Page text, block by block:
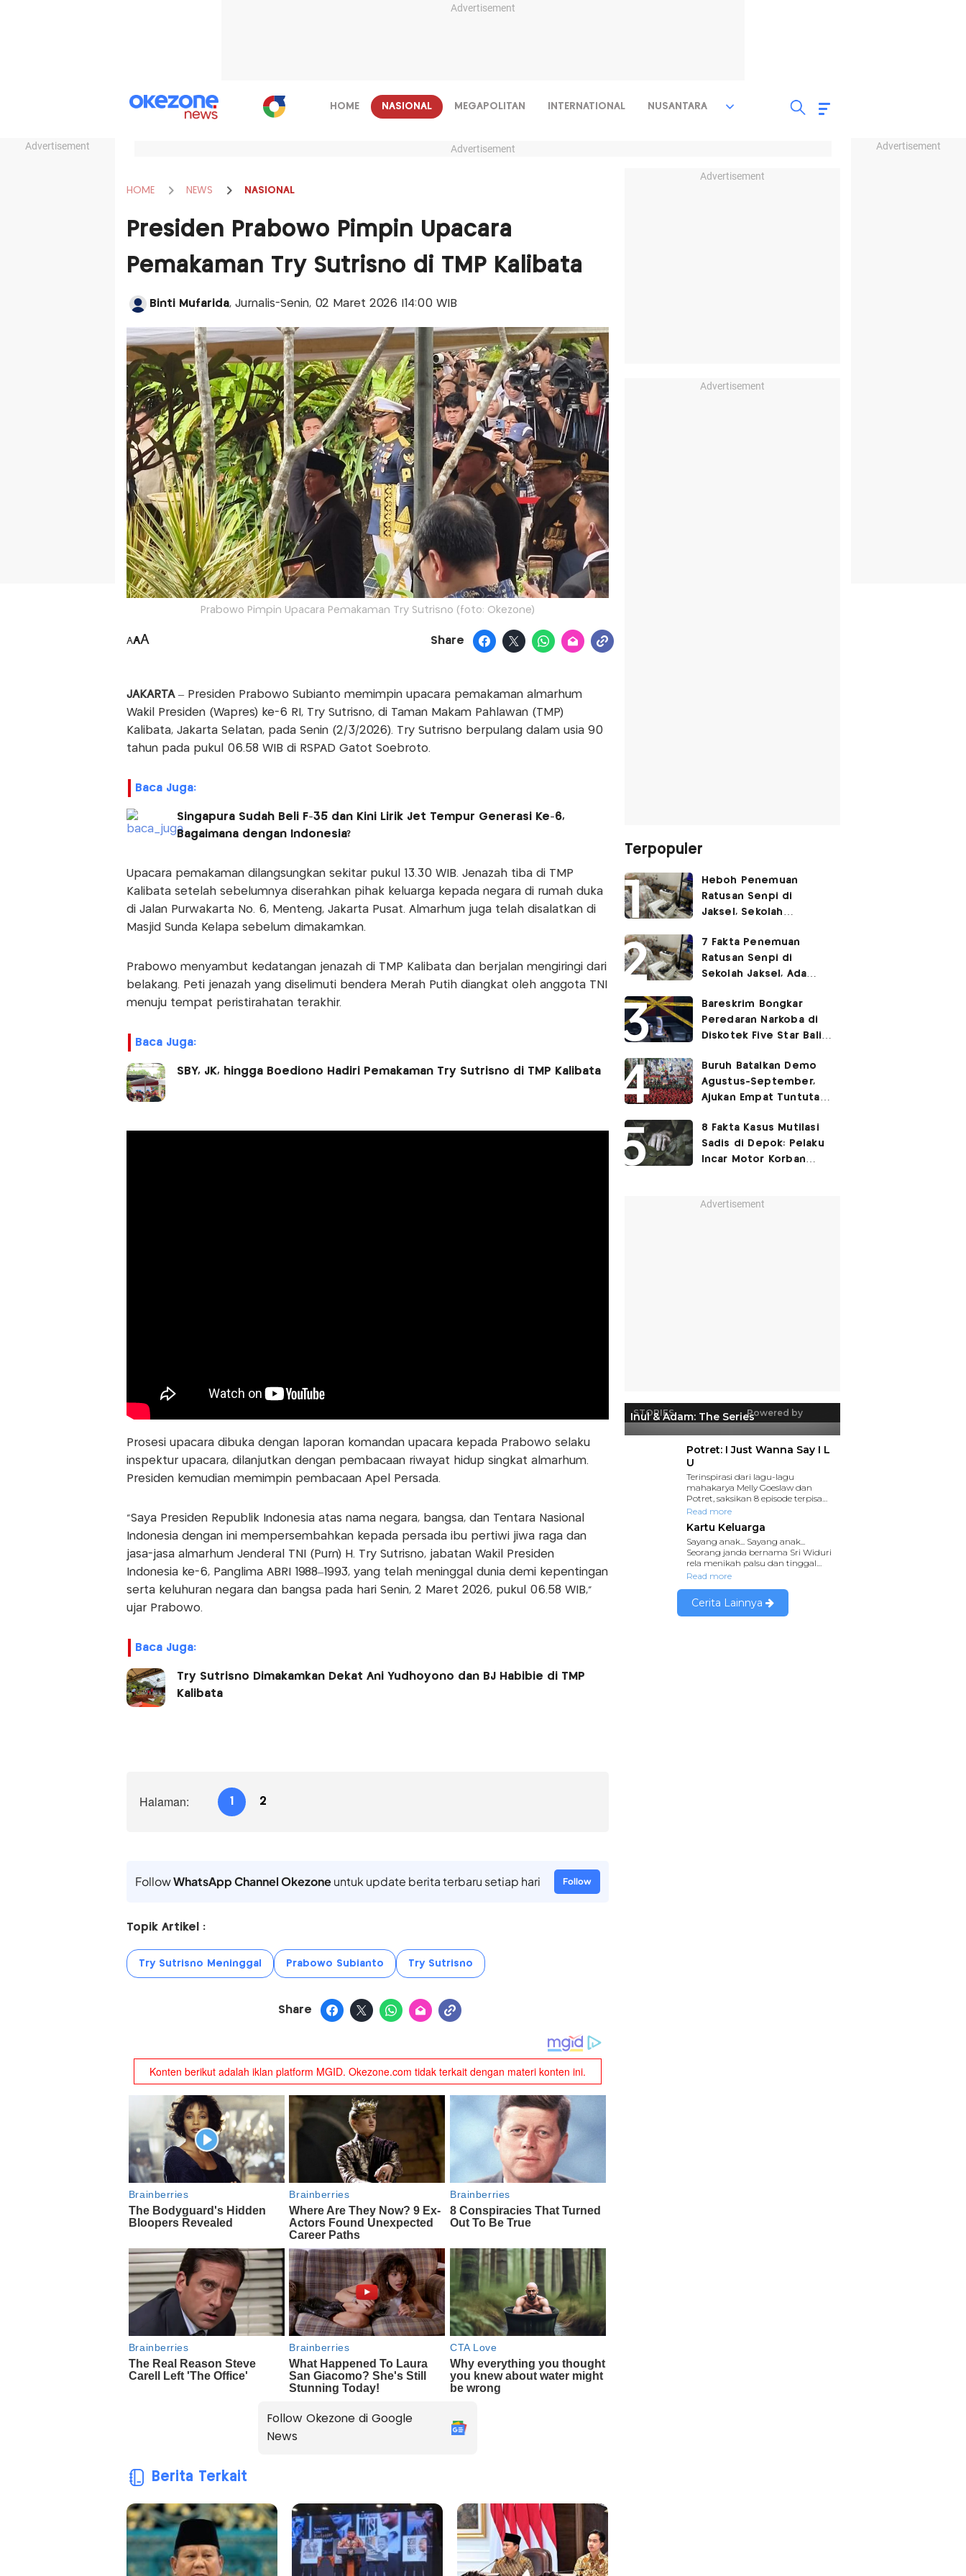
Advertisement
Advertisement Advertisement
HOME NASIONAL MEGAPOLITAN INTERNATIONAL NUSANTARA
Advertisement
HOME NEWS NASIONAL
Presiden Prabowo Pimpin Upacara
Pemakaman Try Sutrisno di TMP Kalibata
Binti Mufarida, Jurnalis-Senin, 02 Maret 2026 |14:00 WIB
Prabowo Pimpin Upacara Pemakaman Try Sutrisno (foto: Okezone)
AAA Share
JAKARTA– Presiden Prabowo Subianto memimpin upacara pemakaman almarhum
Wakil Presiden (Wapres) ke-6 RI, Try Sutrisno, di Taman Makam Pahlawan (TMP)
Kalibata, Jakarta Selatan, pada Senin (2/3/2026). Try Sutrisno berpulang dalam usia 90
tahun pada pukul 06.58 WIB di RSPAD Gatot Soebroto.
Baca Juga:
Singapura Sudah Beli F-35 dan Kini Lirik Jet Tempur Generasi Ke-6,
Bagaimana dengan Indonesia?
Upacara pemakaman dilangsungkan sekitar pukul 13.30 WIB. Jenazah tiba di TMP
Kalibata setelah sebelumnya diserahkan pihak keluarga kepada negara di rumah duka
di Jalan Purwakarta No. 6, Menteng, Jakarta Pusat. Almarhum juga telah disalatkan di
Masjid Sunda Kelapa sebelum dimakamkan.
Prabowo menyambut kedatangan jenazah di TMP Kalibata dan berjalan mengiringi dari
belakang. Peti jenazah yang diselimuti bendera Merah Putih diangkat oleh anggota TNI
menuju tempat peristirahatan terakhir.
Baca Juga:
SBY, JK, hingga Boediono Hadiri Pemakaman Try Sutrisno di TMP Kalibata
Prosesi upacara dibuka dengan laporan komandan upacara kepada Prabowo selaku
inspektur upacara, dilanjutkan dengan pembacaan riwayat hidup singkat almarhum.
Presiden kemudian memimpin pembacaan Apel Persada.
"Saya Presiden Republik Indonesia atas nama negara, bangsa, dan Tentara Nasional
Indonesia dengan ini mempersembahkan kepada persada ibu pertiwi jiwa raga dan
jasa-jasa almarhum Jenderal TNI (Purn) H. Try Sutrisno, jabatan Wakil Presiden
Indonesia ke-6, Panglima ABRI 1988–1993, yang telah meninggal dunia demi kepentingan
serta keluhuran negara dan bangsa pada hari Senin, 2 Maret 2026, pukul 06.58 WIB,"
ujar Prabowo.
Baca Juga:
Try Sutrisno Dimakamkan Dekat Ani Yudhoyono dan BJ Habibie di TMP
Kalibata
Halaman: 1 2
FollowWhatsApp Channel Okezoneuntuk update berita terbaru setiap hari Follow
Topik Artikel :
Try Sutrisno Meninggal Prabowo Subianto Try Sutrisno
Share
Follow Okezone di Google
News
Berita Terkait
Advertisement
Advertisement
Terpopuler
Heboh Penemuan
Ratusan Senpi di
Jaksel, Sekolah
Kegiatan Eskul
Menembak
7 Fakta Penemuan
Ratusan Senpi di
Sekolah Jaksel, Ada
Ruang Bunker
Bareskrim Bongkar
Peredaran Narkoba di
Diskotek Five Star Bali,
Buruh Batalkan Demo
Agustus-September,
Ajukan Empat Tuntutan
8 Fakta Kasus Mutilasi
Sadis di Depok: Pelaku
Incar Motor Korban
Advertisement